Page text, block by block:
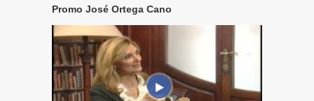
Promo José Ortega Cano